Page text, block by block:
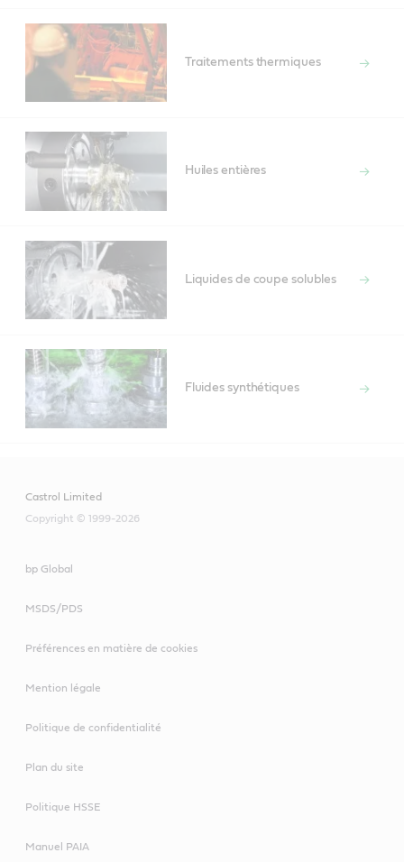
Traitements thermiques
Huiles entières
Liquides de coupe solubles
Fluides synthétiques
Castrol Limited
Copyright © 1999-2026
bp Global
MSDS/PDS
Préférences en matière de cookies
Mention légale
Politique de confidentialité
Plan du site
Politique HSSE
Manuel PAIA